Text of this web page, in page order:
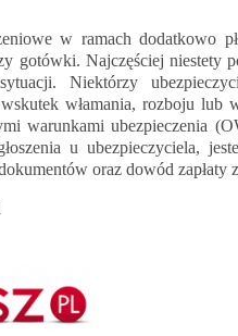
w ramach dodatkowo
gotówki. Najczęściej niestety
Niektórzy
włamania, rozboju lub
warunkami ubezpieczenia
u ubezpieczyciela,
oraz dowód